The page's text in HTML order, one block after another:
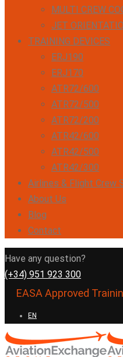
MULTI CREW
JET
TRAINING DEVICES
ERJ190
ERJ170
ATR72/600
ATR72/500
ATR72/200
ATR42/600
ATR42/500
ATR42/300
Airlines & Flight Crew
About Us
Blog
Contact
Have any question?
(+34) 951 923 300
EASA Approved
EN